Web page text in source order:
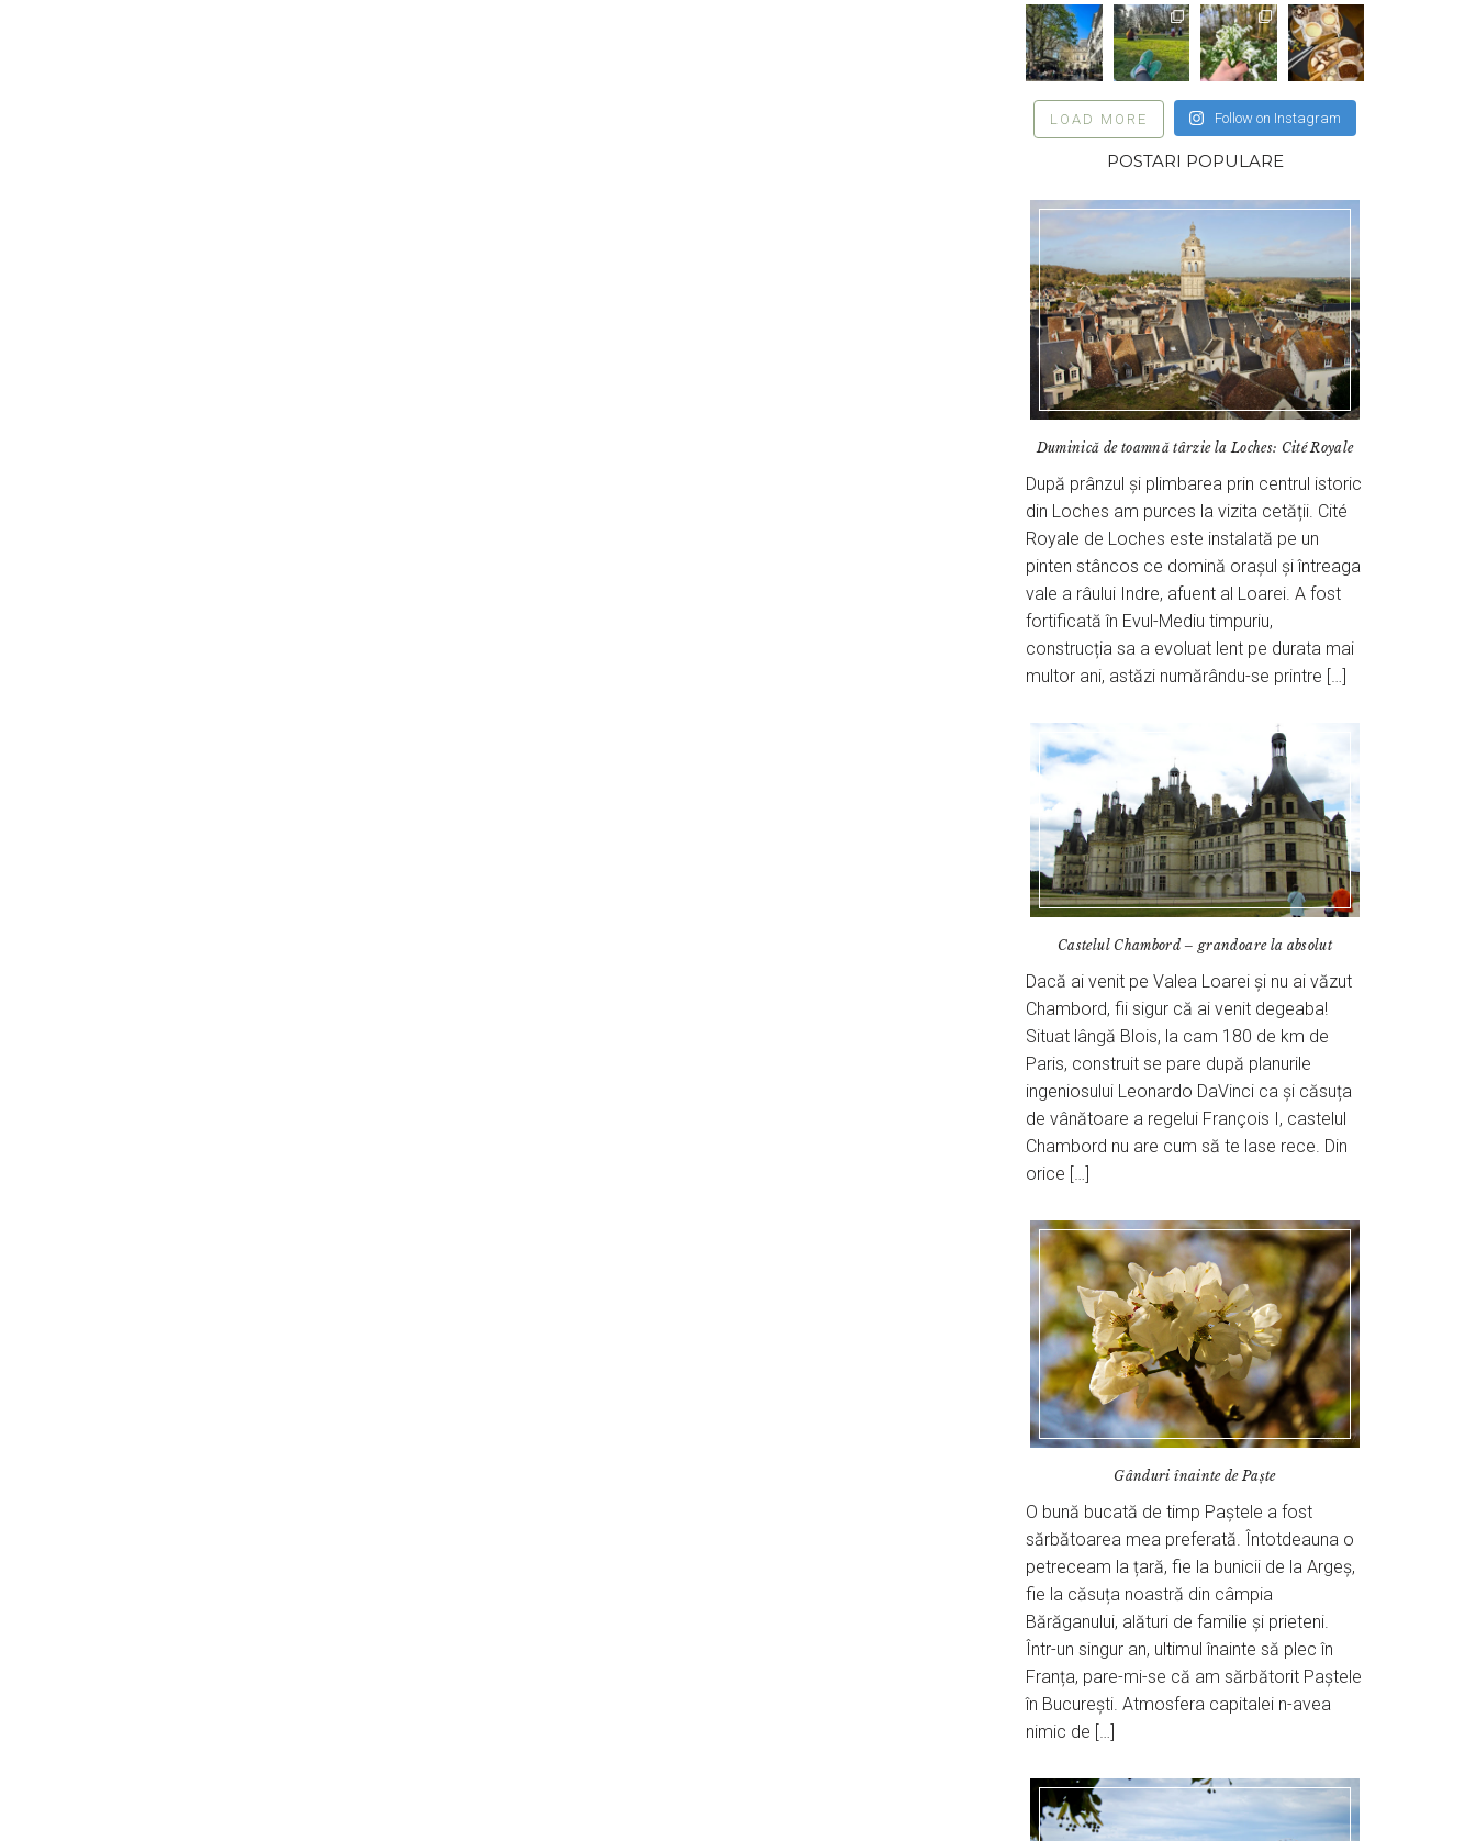
LOAD MORE Follow on Instagram
POSTARI POPULARE
Duminică de toamnă târzie la Loches: Cité Royale
După prânzul și plimbarea prin centrul istoric
din Loches am purces la vizita cetății. Cité
Royale de Loches este instalată pe un
pinten stâncos ce domină orașul și întreaga
vale a râului Indre, afuent al Loarei. A fost
fortificată în Evul-Mediu timpuriu,
construcția sa a evoluat lent pe durata mai
multor ani, astăzi numărându-se printre […]
Castelul Chambord – grandoare la absolut
Dacă ai venit pe Valea Loarei și nu ai văzut
Chambord, fii sigur că ai venit degeaba!
Situat lângă Blois, la cam 180 de km de
Paris, construit se pare după planurile
ingeniosului Leonardo DaVinci ca și căsuța
de vânătoare a regelui François I, castelul
Chambord nu are cum să te lase rece. Din
orice […]
Gânduri înainte de Paște
O bună bucată de timp Paștele a fost
sărbătoarea mea preferată. Întotdeauna o
petreceam la țară, fie la bunicii de la Argeș,
fie la căsuța noastră din câmpia
Bărăganului, alături de familie și prieteni.
Într-un singur an, ultimul înainte să plec în
Franța, pare-mi-se că am sărbătorit Paștele
în București. Atmosfera capitalei n-avea
nimic de […]